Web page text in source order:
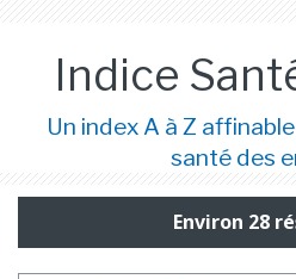
Indice
Un index A à Z
santé des
Environ 28